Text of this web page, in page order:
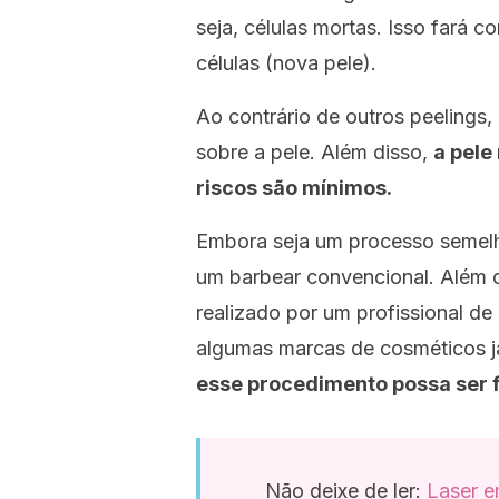
seja, células mortas. Isso fará
células (nova pele).
Ao contrário de outros
sobre a pele. Além disso, a
riscos são mínimos.
Embora seja um processo
um barbear convencional. Além
realizado por um profissional
algumas marcas de cosméticos
esse procedimento possa ser
Não deixe de ler: Laser